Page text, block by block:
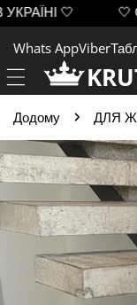
ДО ВМІСТУ
🤍 🤍
Whats AppViber
Додому ДЛЯ
ПРО